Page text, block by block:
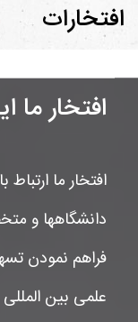
افتخارات
افتخار
افتخار ما
دانشگاهها و
فراهم نمودن
علمی بین